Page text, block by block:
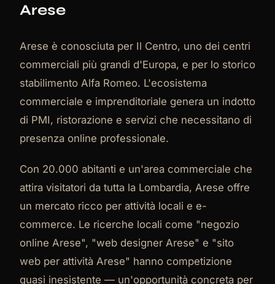
Arese
Arese è conosciuta per Il Centro, uno dei centri
commerciali più grandi d'Europa, e per lo storico
stabilimento Alfa Romeo. L'ecosistema
commerciale e imprenditoriale genera un indotto
di PMI, ristorazione e servizi che necessitano di
presenza online professionale.
Con 20.000 abitanti e un'area commerciale che
attira visitatori da tutta la Lombardia, Arese offre
un mercato ricco per attività locali e e-
commerce. Le ricerche locali come "negozio
online Arese", "web designer Arese" e "sito
web per attività Arese" hanno competizione
quasi inesistente — un'opportunità concreta per